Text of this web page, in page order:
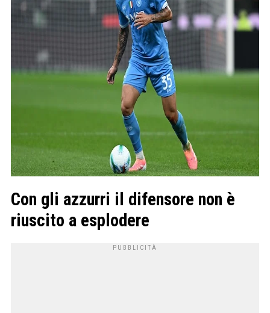
Con gli azzurri il difensore non è
riuscito a esplodere